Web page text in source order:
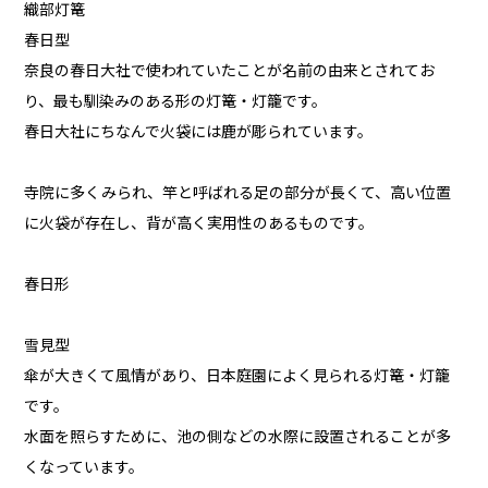
織部灯篭
春日型
奈良の春日大社で使われていたことが名前の由来とされてお
り、最も馴染みのある形の灯篭・灯籠です。
春日大社にちなんで火袋には鹿が彫られています。
寺院に多くみられ、竿と呼ばれる足の部分が長くて、高い位置
に火袋が存在し、背が高く実用性のあるものです。
春日形
雪見型
傘が大きくて風情があり、日本庭園によく見られる灯篭・灯籠
です。
水面を照らすために、池の側などの水際に設置されることが多
くなっています。